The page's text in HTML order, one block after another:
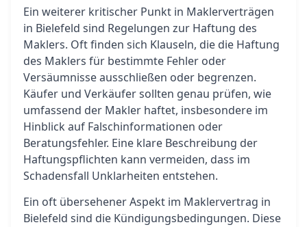
Ein weiterer kritischer Punkt in Maklerverträgen
in Bielefeld sind Regelungen zur Haftung des
Maklers. Oft finden sich Klauseln, die die Haftung
des Maklers für bestimmte Fehler oder
Versäumnisse ausschließen oder begrenzen.
Käufer und Verkäufer sollten genau prüfen, wie
umfassend der Makler haftet, insbesondere im
Hinblick auf Falschinformationen oder
Beratungsfehler. Eine klare Beschreibung der
Haftungspflichten kann vermeiden, dass im
Schadensfall Unklarheiten entstehen.
Ein oft übersehener Aspekt im Maklervertrag in
Bielefeld sind die Kündigungsbedingungen. Diese